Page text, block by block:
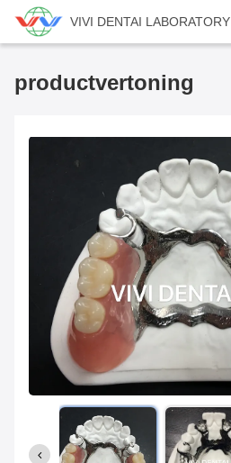
VIVI DENTAI LABORATORY
productvertoning